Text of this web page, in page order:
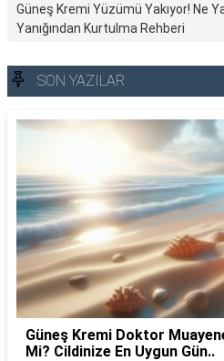
Güneş Kremi Yüzümü Yakıyor! Ne
Yanığından Kurtulma Rehberi
SON YAZILAR
Güneş Kremi Doktor
Mi? Cildinize En Uygun Gün..